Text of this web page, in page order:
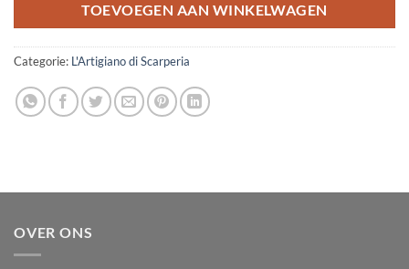
TOEVOEGEN AAN WINKELWAGEN
Categorie: L'Artigiano di Scarperia
OVER ONS